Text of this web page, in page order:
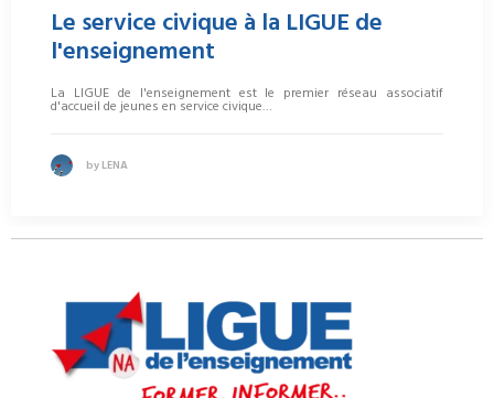
Le service civique à la LIGUE de
l'enseignement
La LIGUE de l'enseignement est le premier réseau associatif
d'accueil de jeunes en service civique…
by LENA